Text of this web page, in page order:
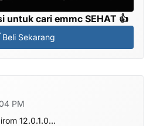
untuk cari emmc SEHAT 👍
Beli Sekarang
PM
12.0.1.0